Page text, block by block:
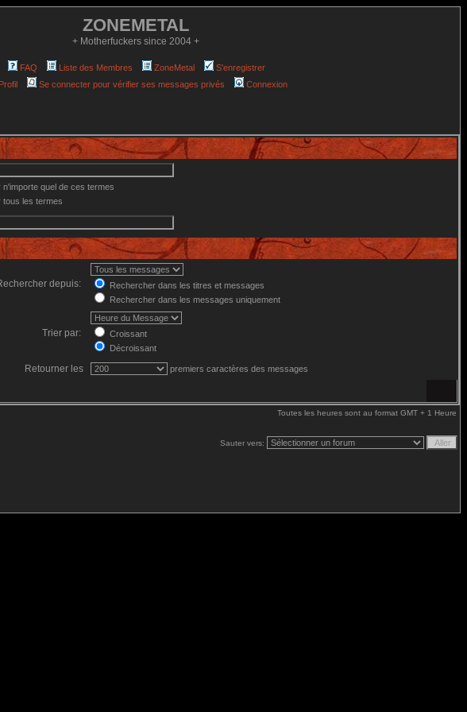
ZONEMETAL
+ Motherfuckers since 2004 +
FAQ Liste des Membres ZoneMetal
S'enregistrer
Profil
Se connecter pour vérifier ses messages privés Connexion
n'importe quel de ces termes
tous les termes
depuis:
Rechercher dans les titres et messages
Rechercher dans les messages uniquement
Trier par:
Croissant
Décroissant
Retourner les premiers caractères des messages
Toutes les heures sont au format GMT + 1 Heure
Sauter vers: